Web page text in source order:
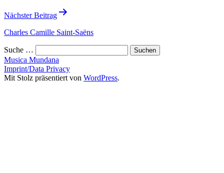
Nächster Beitrag
Charles Camille Saint-Saëns
Suche …
Musica Mundana
Imprint/Data Privacy
Mit Stolz präsentiert von WordPress.